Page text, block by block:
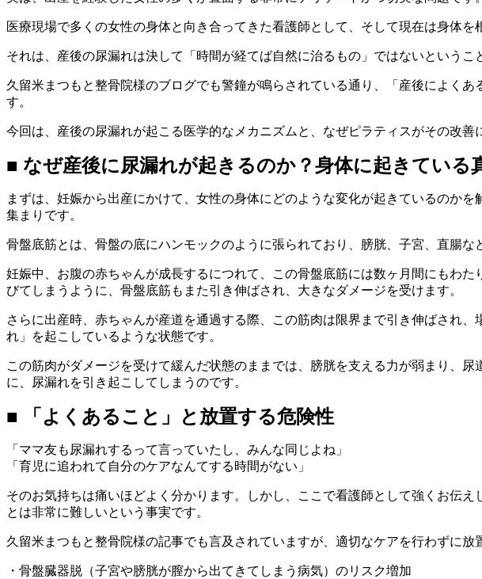
医療現場で多くの女性の身体と向き合ってきた看護師として、そして現在は身体
それは、産後の尿漏れは決して「時間が経てば自然に治るもの」ではないというこ
久留米まつもと整骨院様のブログでも警鐘が鳴らされている通り、「産後によく
す。
今回は、産後の尿漏れが起こる医学的なメカニズムと、なぜピラティスがその改善
■ なぜ産後に尿漏れが起きるのか？身体に起きている
まずは、妊娠から出産にかけて、女性の身体にどのような変化が起きているのか
集まりです。
骨盤底筋とは、骨盤の底にハンモックのように張られており、膀胱、子宮、直腸
妊娠中、お腹の赤ちゃんが成長するにつれて、この骨盤底筋には数ヶ月間にもわ
びてしまうように、骨盤底筋もまた引き伸ばされ、大きなダメージを受けます。
さらに出産時、赤ちゃんが産道を通過する際、この筋肉は限界まで引き伸ばされ
れ」を起こしているような状態です。
この筋肉がダメージを受けて緩んだ状態のままでは、膀胱を支える力が弱まり、
に、尿漏れを引き起こしてしまうのです。
■ 「よくあること」と放置する危険性
「ママ友も尿漏れするって言っていたし、みんな同じよね」
「育児に追われて自分のケアなんてする時間がない」
そのお気持ちは痛いほどよく分かります。しかし、ここで看護師として強くお伝
とは非常に難しいという事実です。
久留米まつもと整骨院様の記事でも言及されていますが、適切なケアを行わずに
・骨盤臓器脱（子宮や膀胱が膣から出てきてしまう病気）のリスク増加